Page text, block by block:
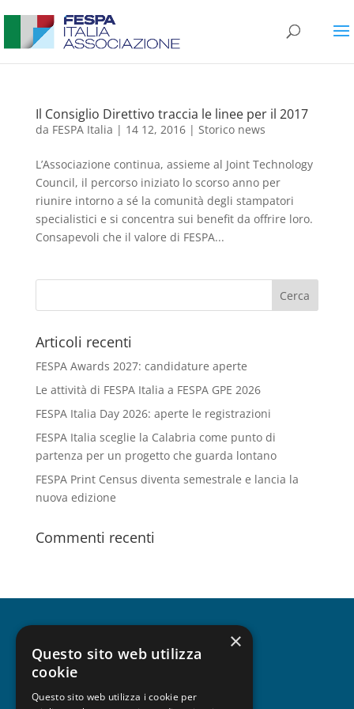
Il Consiglio Direttivo traccia le linee per il 2017
da FESPA Italia | 14 12, 2016| Storico news
L’Associazione continua, assieme al Joint Technology
Council, il percorso iniziato lo scorso anno per
riunire intorno a sé la comunità degli stampatori
specialistici e si concentra sui benefit da offrire loro.
Consapevoli che il valore di FESPA...
Articoli recenti
FESPA Awards 2027: candidature aperte
Le attività di FESPA Italia a FESPA GPE 2026
FESPA Italia Day 2026: aperte le registrazioni
FESPA Italia sceglie la Calabria come punto di
partenza per un progetto che guarda lontano
FESPA Print Census diventa semestrale e lancia la
nuova edizione
Commenti recenti
CHI SIAMO ×
Questo sito web utilizza
cookie
Questo sito web utilizza i cookie per